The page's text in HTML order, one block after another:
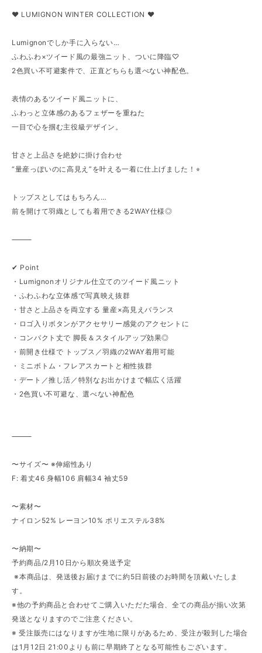
♥ LUMIGNON WINTER COLLECTION ♥
Lumignonでしか手に入らない…
ふわふわ×ツイード風の最強ニット、ついに降臨♡
2色買い不可避案件で、正直どちらも選べない神配色。
表情のあるツイード風ニットに、
ふわっと立体感のあるフェザーを重ねた
一目で心を掴む主役級デザイン。
甘さと上品さを絶妙に掛け合わせ
“量産っぽいのに高見え”を叶える一着に仕上げました！⭐︎
トップスとしてはもちろん…
前を開けて羽織としても着用できる2WAY仕様◎
⸻
✔︎ Point
・Lumignonオリジナル仕立てのツイード風ニット
・ふわふわな立体感で写真映え抜群
・甘さと上品さを両立する 量産×高見えバランス
・ロゴ入りボタンがアクセサリー感覚のアクセントに
・コンパクト丈で 脚長＆スタイルアップ効果◎
・前開き仕様で トップス／羽織の2WAY着用可能
・ミニボトム・フレアスカートと相性抜群
・デート／推し活／特別なお出かけまで幅広く活躍
・2色買い不可避な、選べない神配色
⸻
〜サイズ〜 ※伸縮性あり
F: 着丈46 身幅106 肩幅34 袖丈59
〜素材〜
ナイロン52% レーヨン10% ポリエステル38%
〜納期〜
予約商品/2月10日から順次発送予定
⁡ ※本商品は、発送後お届けまでに約5日前後のお時間を頂戴いたしま
す。
※他の予約商品と合わせてご購入いただた場合、全ての商品が揃い次第
発送となりますのでご注意ください。
※ 受注販売にはなりますが生地に限りがあるため、受注が殺到した場合
は1月12日 21:00よりも前に早期終了となる可能性もございます。